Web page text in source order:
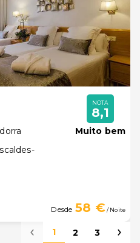
NOTA
8,1
Muito bem
Desde 58 €/ Noite
1 2 3